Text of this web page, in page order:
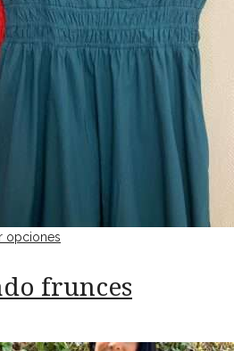
opciones
frunces